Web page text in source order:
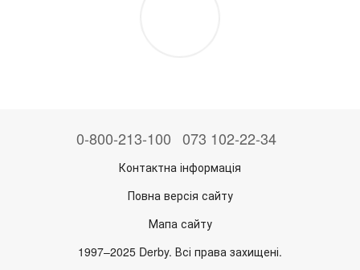
0-800-213-100 073 102-22-34
Контактна інформація
Повна версія сайту
Мапа сайту
1997–2025 Derby. Всі права захищені.